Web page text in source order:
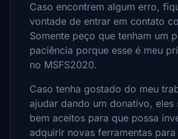
Caso encontrem algum erro,
vontade de entrar em contato
Somente peço que tenham um
paciência porque esse é meu
no MSFS2020.
Caso tenha gostado do meu
ajudar dando um donativo, eles
bem aceitos para que possa
adquirir novas ferramentas